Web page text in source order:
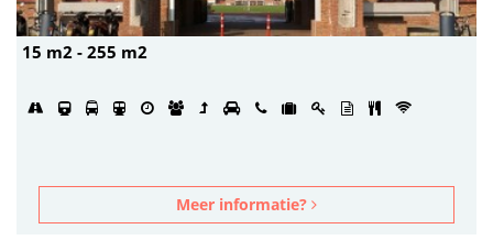
15 m2 - 255 m2
Meer informatie?